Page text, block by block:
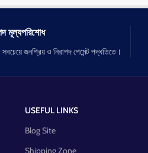
মূল্যপরিশোধ
জনপ্রিয় ও নিরাপদ পেমেন্ট পদ্ধতিতে।
USEFUL LINKS
Blog Site
Shipping Zone